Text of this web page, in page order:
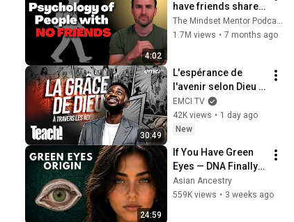
4:02
have friends share
these five
personality traits
The Mindset Mentor Podcast
1.7M views • 7 months ago
30:49
L'espérance de
l'avenir selon Dieu -
Teach! - Athoms
Mbuma
EMCI TV
42K views • 1 day ago
New
24:59
If You Have Green
Eyes — DNA Finally
Revealed Where
They Really Come
Asian Ancestry
559K views • 3 weeks ago